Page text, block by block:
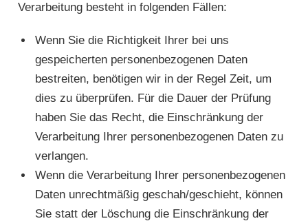
Verarbeitung besteht in folgenden Fällen:
Wenn Sie die Richtigkeit Ihrer bei uns
gespeicherten personenbezogenen Daten
bestreiten, benötigen wir in der Regel Zeit, um
dies zu überprüfen. Für die Dauer der Prüfung
haben Sie das Recht, die Einschränkung der
Verarbeitung Ihrer personenbezogenen Daten zu
verlangen.
Wenn die Verarbeitung Ihrer personenbezogenen
Daten unrechtmäßig geschah/geschieht, können
Sie statt der Löschung die Einschränkung der